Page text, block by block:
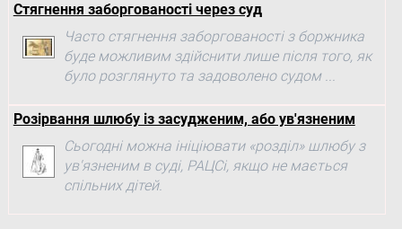
Стягнення заборгованості через суд
Часто стягнення заборгованості з боржника
буде можливим здійснити лише після того, як
було розглянуто та задоволено судом ...
Розірвання шлюбу із засудженим, або ув'язненим
Сьогодні можна ініціювати «розділ» шлюбу з
ув'язненим в суді, РАЦСі, якщо не мається
спільних дітей.